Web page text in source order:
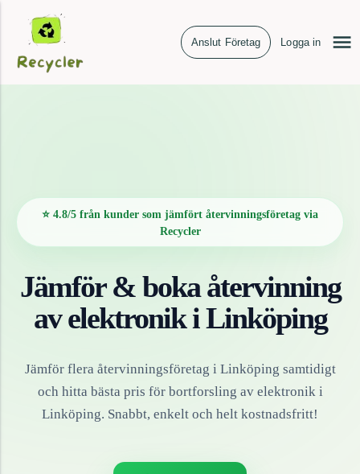
Anslut Företag Logga in
⭐ 4.8/5 från kunder som jämfört återvinningsföretag via
Recycler
Jämför & boka återvinning
avelektronikiLinköping
Jämför flera återvinningsföretag i Linköping samtidigt
och hitta bästa pris för bortforsling av elektroniki
Linköping. Snabbt, enkelt och helt kostnadsfritt!